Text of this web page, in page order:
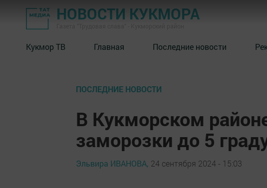
НОВОСТИ КУКМОРА
Кукмор ТВ Главная Последние новости
ПОСЛЕДНИЕ НОВОСТИ
В Кукморском
заморозки до 5
Эльвира ИВАНОВА, 24 сентября 2024 - 15:03